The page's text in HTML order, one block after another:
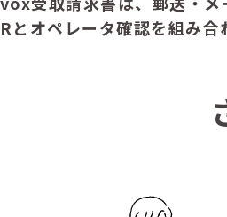
とオペレータ確認を組み